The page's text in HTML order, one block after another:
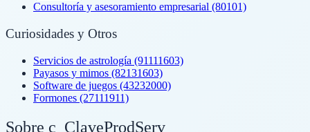
Consultoría y asesoramiento empresarial (80101)
Curiosidades y Otros
Servicios de astrología (91111603)
Payasos y mimos (82131603)
Software de juegos (43232000)
Formones (27111911)
Sobre c_ClaveProdServ